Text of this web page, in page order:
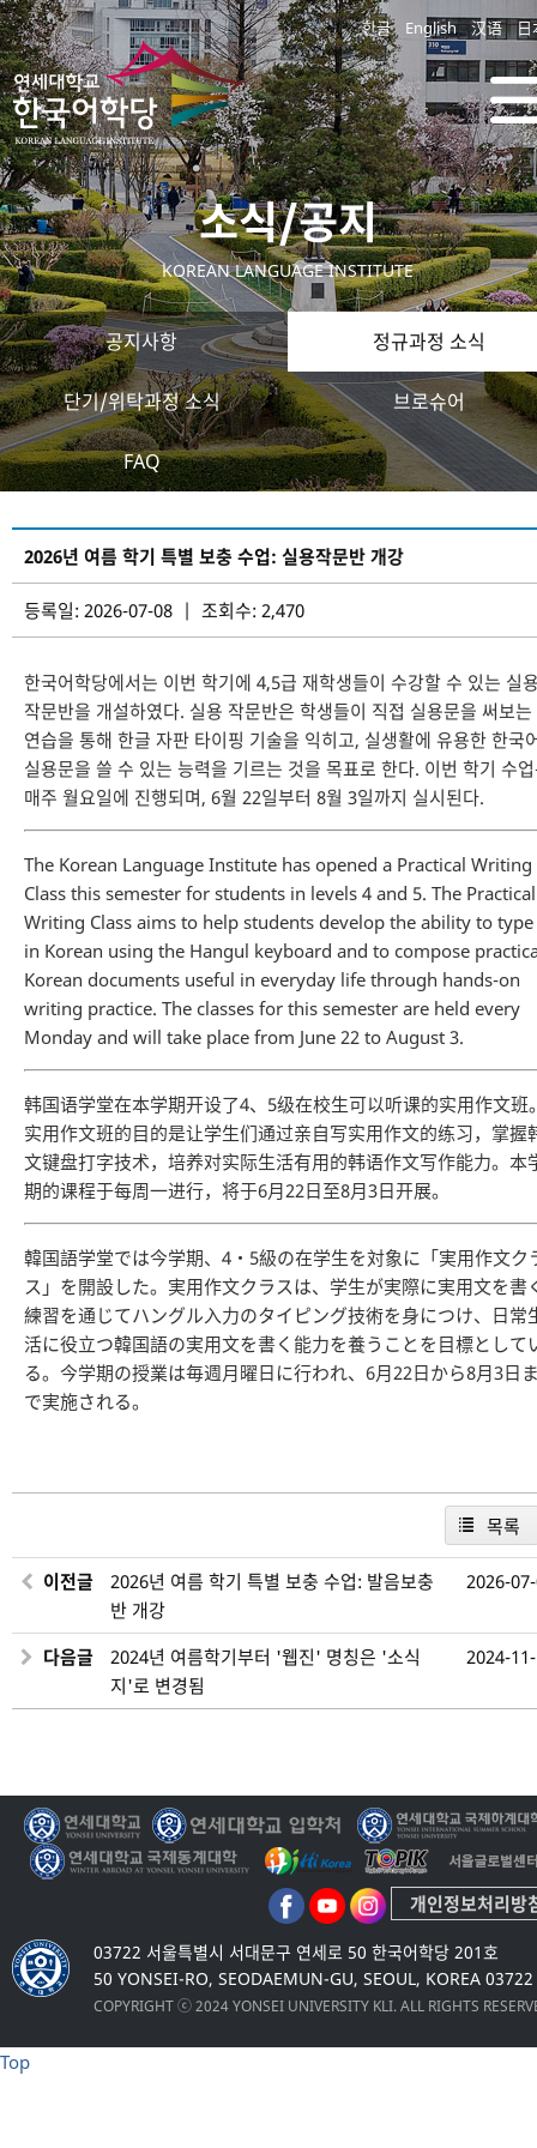
한글 English 汉语 日
소식/공지
KOREAN LANGUAGE INSTITUTE
공지사항 정규과정 소식
단기/위탁과정 소식 브로슈어
FAQ
2026년 여름 학기 특별 보충 수업: 실용작문반 개강
등록일: 2026-07-08 | 조회수: 2,470
한국어학당에서는 이번 학기에 4,5급 재학생들이 수강할 수 있는 실
작문반을 개설하였다. 실용 작문반은 학생들이 직접 실용문을 써보는
연습을 통해 한글 자판 타이핑 기술을 익히고, 실생활에 유용한 한국
실용문을 쓸 수 있는 능력을 기르는 것을 목표로 한다. 이번 학기 수
매주 월요일에 진행되며, 6월 22일부터 8월 3일까지 실시된다.
The Korean Language Institute has opened a Practical Writing
Class this semester for students in levels 4 and 5. The Practical
Writing Class aims to help students develop the ability to type
in Korean using the Hangul keyboard and to compose
Korean documents useful in everyday life through hands-on
writing practice. The classes for this semester are held every
Monday and will take place from June 22 to August 3.
韩国语学堂在本学期开设了4、5级在校生可以听课的实用作文班
实用作文班的目的是让学生们通过亲自写实用作文的练习，掌握
文键盘打字技术，培养对实际生活有用的韩语作文写作能力。本
期的课程于每周一进行，将于6月22日至8月3日开展。
韓国語学堂では今学期、4・5級の在学生を対象に「実用作文ク
ス」を開設した。実用作文クラスは、学生が実際に実用文を書
練習を通じてハングル入力のタイピング技術を身につけ、日常
活に役立つ韓国語の実用文を書く能力を養うことを目標として
る。今学期の授業は毎週月曜日に行われ、6月22日から8月3日
で実施される。
목록
이전글
2026년 여름 학기 특별 보충 수업: 발음보충
반 개강
2026-
다음글
2024년 여름학기부터 '웹진' 명칭은 '소식
지'로 변경됨
2024-
03722 서울특별시 서대문구 연세로 50 한국어학당 201호
50 YONSEI-RO, SEODAEMUN-GU, SEOUL, KOREA 03722
COPYRIGHT ⓒ 2024 YONSEI UNIVERSITY KLI. ALL RIGHTS
개인정보처리방
Top